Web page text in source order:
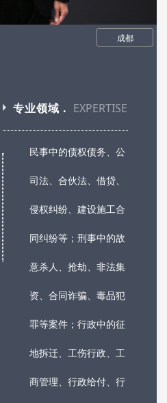
成都
专业领域 . EXPERTISE
民事中的债权债务、公
司法、合伙法、借贷、
侵权纠纷、建设施工合
同纠纷等；刑事中的故
意杀人、抢劫、非法集
资、合同诈骗、毒品犯
罪等案件；行政中的征
地拆迁、工伤行政、工
商管理、行政给付、行